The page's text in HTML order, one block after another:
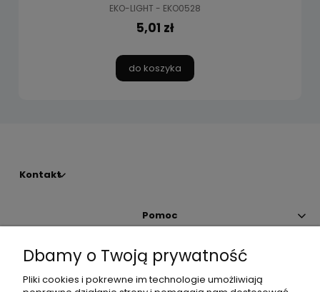
EKO-LIGHT - EKO0528
5,01 zł
do koszyka
Kontakt
Pomoc
Moje konto
Dbamy o Twoją prywatność
Pliki cookies i pokrewne im technologie umożliwiają